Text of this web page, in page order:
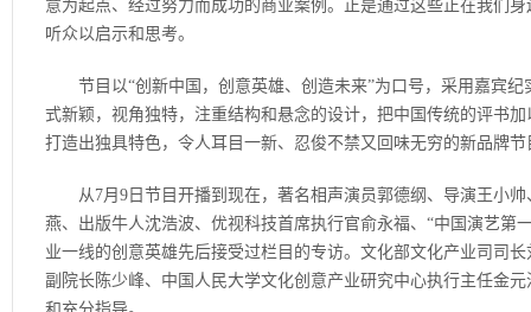
意为起点、经过努力而成功的商业案例。正是通过这些正在我们
听众以启示和思考。
节目以“创新中国，创意英雄、创造未来”为口号，采用嘉宾纪
式新颖，视角独特，注重结构和悬念的设计，把中国传统的评书
打造出独具特色，令人耳目一新、忍俊不禁又回味无穷的新品牌节
从7月9日节目开播到现在，著名相声演员郭德纲、导演王小帅
燕、出版牛人沈浩波、优视科技首席执行官俞永福、“中国演艺第
业一线的创意英雄先后接受过栏目的专访。文化部文化产业司司
副院长陈少峰、中国人民大学文化创意产业研究中心执行主任金